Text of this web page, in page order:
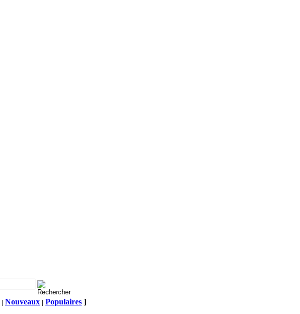
| Nouveaux | Populaires ]